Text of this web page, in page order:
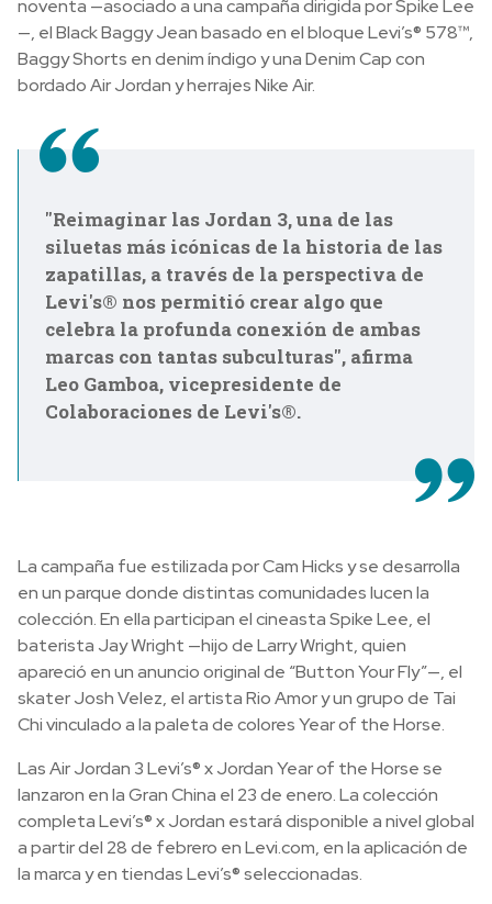
noventa —asociado a una campaña dirigida por Spike Lee
—, el Black Baggy Jean basado en el bloque Levi’s® 578™,
Baggy Shorts en denim índigo y una Denim Cap con
bordado Air Jordan y herrajes Nike Air.
"Reimaginar las Jordan 3, una de las
siluetas más icónicas de la historia de las
zapatillas, a través de la perspectiva de
Levi's® nos permitió crear algo que
celebra la profunda conexión de ambas
marcas con tantas subculturas", afirma
Leo Gamboa, vicepresidente de
Colaboraciones de Levi's®.
La campaña fue estilizada por Cam Hicks y se desarrolla
en un parque donde distintas comunidades lucen la
colección. En ella participan el cineasta Spike Lee, el
baterista Jay Wright —hijo de Larry Wright, quien
apareció en un anuncio original de “Button Your Fly”—, el
skater Josh Velez, el artista Rio Amor y un grupo de Tai
Chi vinculado a la paleta de colores Year of the Horse.
Las Air Jordan 3 Levi’s® x Jordan Year of the Horse se
lanzaron en la Gran China el 23 de enero. La colección
completa Levi’s® x Jordan estará disponible a nivel global
a partir del 28 de febrero en Levi.com, en la aplicación de
la marca y en tiendas Levi’s® seleccionadas.